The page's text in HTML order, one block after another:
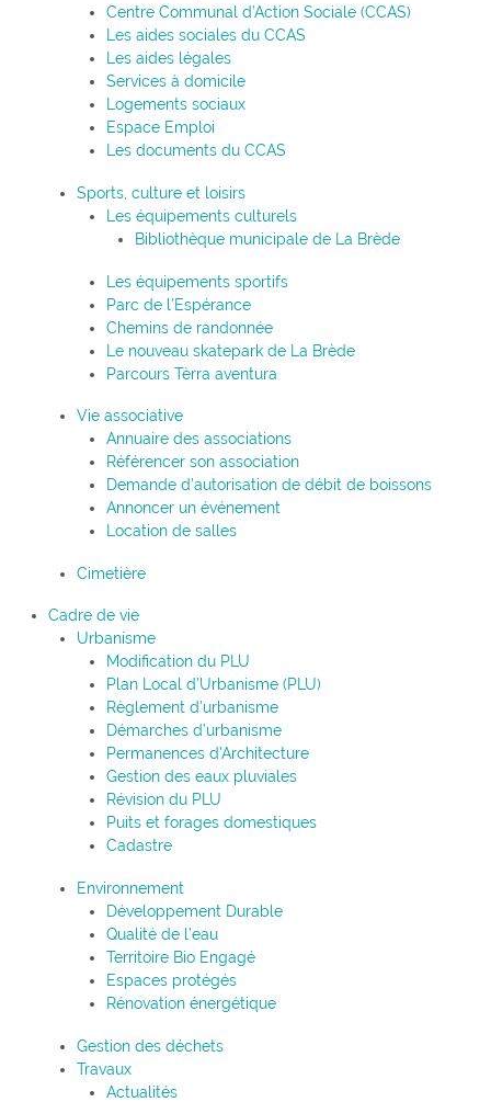
Centre Communal d’Action Sociale (CCAS)
Les aides sociales du CCAS
Les aides légales
Services à domicile
Logements sociaux
Espace Emploi
Les documents du CCAS
Sports, culture et loisirs
Les équipements culturels
Bibliothèque municipale de La Brède
Les équipements sportifs
Parc de l’Espérance
Chemins de randonnée
Le nouveau skatepark de La Brède
Parcours Tèrra aventura
Vie associative
Annuaire des associations
Référencer son association
Demande d’autorisation de débit de boissons
Annoncer un événement
Location de salles
Cimetière
Cadre de vie
Urbanisme
Modification du PLU
Plan Local d’Urbanisme (PLU)
Règlement d’urbanisme
Démarches d’urbanisme
Permanences d’Architecture
Gestion des eaux pluviales
Révision du PLU
Puits et forages domestiques
Cadastre
Environnement
Développement Durable
Qualité de l’eau
Territoire Bio Engagé
Espaces protégés
Rénovation énergétique
Gestion des déchets
Travaux
Actualités